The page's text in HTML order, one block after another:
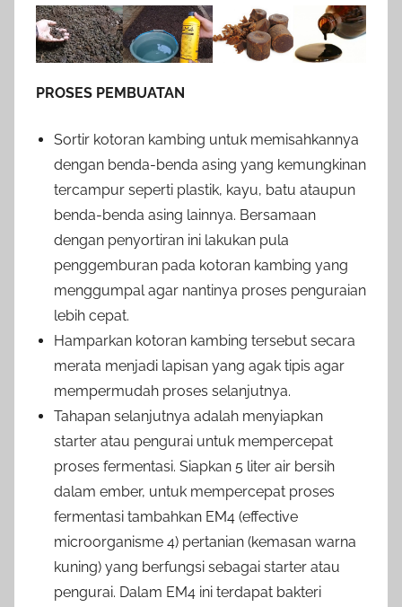
PROSES PEMBUATAN
Sortir kotoran kambing untuk memisahkannya
dengan benda-benda asing yang kemungkinan
tercampur seperti plastik, kayu, batu ataupun
benda-benda asing lainnya. Bersamaan
dengan penyortiran ini lakukan pula
penggemburan pada kotoran kambing yang
menggumpal agar nantinya proses penguraian
lebih cepat.
Hamparkan kotoran kambing tersebut secara
merata menjadi lapisan yang agak tipis agar
mempermudah proses selanjutnya.
Tahapan selanjutnya adalah menyiapkan
starter atau pengurai untuk mempercepat
proses fermentasi. Siapkan 5 liter air bersih
dalam ember, untuk mempercepat proses
fermentasi tambahkan EM4 (effective
microorganisme 4) pertanian (kemasan warna
kuning) yang berfungsi sebagai starter atau
pengurai. Dalam EM4 ini terdapat bakteri